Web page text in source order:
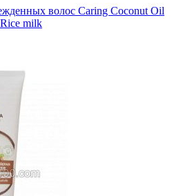
волос Caring Coconut Oil
milk